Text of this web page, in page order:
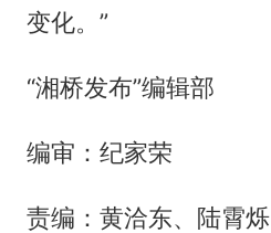
变化。”
“湘桥发布”编辑部
编审：纪家荣
责编：黄洽东、陆霄烁